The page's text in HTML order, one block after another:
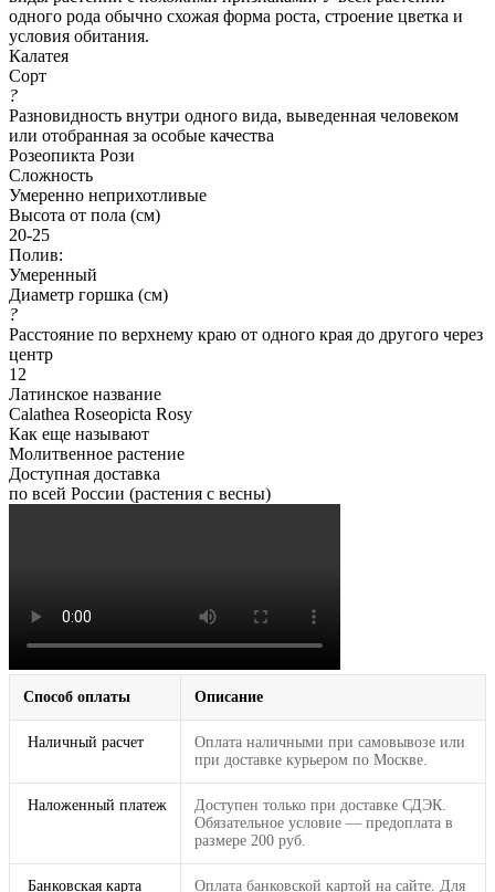
одного рода обычно схожая форма роста, строение цветка и
условия обитания.
Калатея
Сорт
?
Разновидность внутри одного вида, выведенная человеком
или отобранная за особые качества
Розеопикта Рози
Сложность
Умеренно неприхотливые
Высота от пола (см)
20-25
Полив:
Умеренный
Диаметр горшка (см)
?
Расстояние по верхнему краю от одного края до другого через
центр
12
Латинское название
Calathea Roseopicta Rosy
Как еще называют
Молитвенное растение
Доступная доставка
по всей России (растения с весны)
Способ оплаты Описание
Наличный расчет
Оплата наличными при самовывозе или
при доставке курьером по Москве.
Наложенный платеж
Доступен только при доставке СДЭК.
Обязательное условие — предоплата в
размере 200 руб.
Банковская карта Оплата банковской картой на сайте. Для